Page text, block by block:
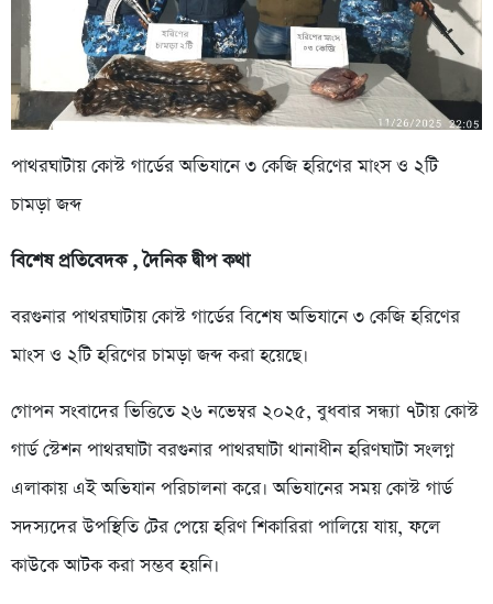
পাথরঘাটায় কোস্ট গার্ডের অভিযানে ৩ কেজি হরিণের মাংস ও ২টি
চামড়া জব্দ
বিশেষ প্রতিবেদক , দৈনিক দ্বীপ কথা
বরগুনার পাথরঘাটায় কোস্ট গার্ডের বিশেষ অভিযানে ৩ কেজি হরিণের
মাংস ও ২টি হরিণের চামড়া জব্দ করা হয়েছে।
গোপন সংবাদের ভিত্তিতে ২৬ নভেম্বর ২০২৫, বুধবার সন্ধ্যা ৭টায় কোস্ট
গার্ড স্টেশন পাথরঘাটা বরগুনার পাথরঘাটা থানাধীন হরিণঘাটা সংলগ্ন
এলাকায় এই অভিযান পরিচালনা করে। অভিযানের সময় কোস্ট গার্ড
সদস্যদের উপস্থিতি টের পেয়ে হরিণ শিকারিরা পালিয়ে যায়, ফলে
কাউকে আটক করা সম্ভব হয়নি।